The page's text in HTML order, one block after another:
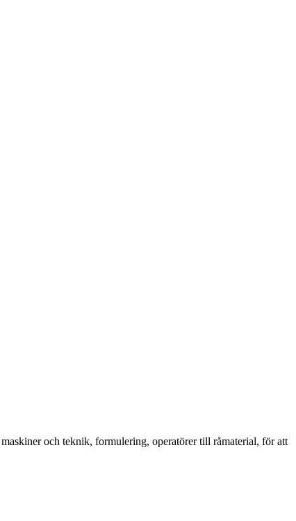
och teknik, formulering, operatörer till råmaterial, för att